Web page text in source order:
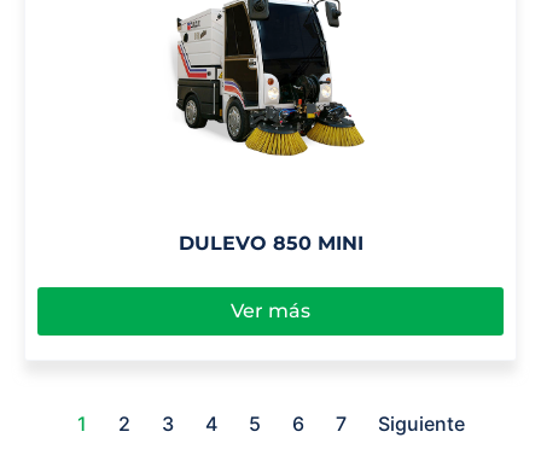
DULEVO 850 MINI
Ver más
1 2 3 4 5 6 7 Siguiente